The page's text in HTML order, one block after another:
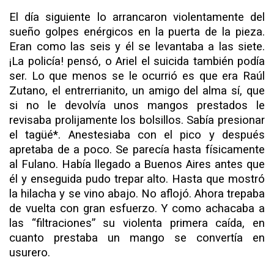
El día siguiente lo arrancaron violentamente del
sueño gol­pes enérgicos en la puerta de la pieza.
Eran como las seis y él se levantaba a las siete.
¡La policía! pensó, o Ariel el suicida también podía
ser. Lo que menos se le ocurrió es que era Raúl
Zutano, el entrerrianito, un amigo del alma sí, que
si no le de­volvía unos mangos prestados le
revisaba prolijamente los bol­sillos. Sabía presionar
el tagüé*. Anestesiaba con el pico y después
apretaba de a poco. Se parecía hasta físicamente
al Fulano. Había llegado a Buenos Aires antes que
él y enseguida pudo trepar alto. Hasta que mostró
la hilacha y se vino abajo. No aflojó. Ahora trepaba
de vuelta con gran esfuerzo. Y como achacaba a
las “filtraciones” su violenta primera caída, en
cuanto prestaba un mango se convertía en
usurero.